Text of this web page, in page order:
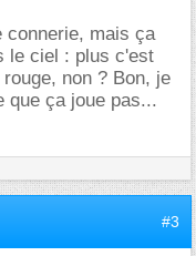
connerie, mais ça
le ciel : plus c'est
non ? Bon, je
que ça joue pas...
#3